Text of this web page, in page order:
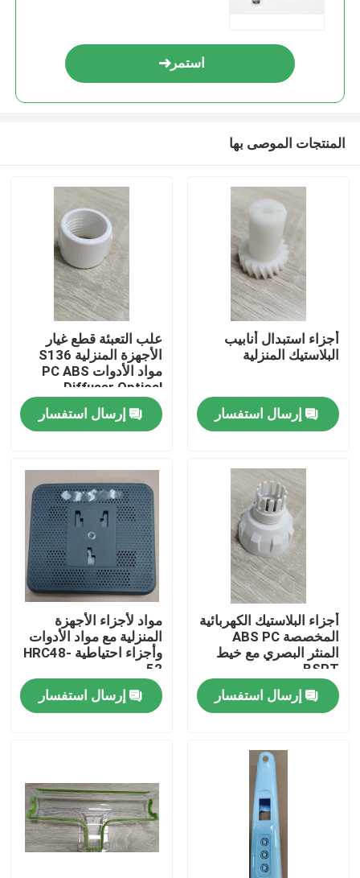
منزل
أشرطة فيديو
حول بنا
جولة في المعمل
ضبط الجودة
طلب اقتباس
أجزاء مصبوبة بالحقن
أجزاء بلاستيكية مقولبة
صب حقن الدقة
استمر
المنتجات الموصى بها
أجزاء استبدال أنابيب
البلاستيك المنزلية
إرسال استفسار
علب التعبئة قطع غيار
الأجهزة المنزلية S136
مواد الأدوات PC ABS
Diffuser Optical
إرسال استفسار
أجزاء البلاستيك الكهربائية
المخصصة ABS PC
المنثر البصري مع خيط
BSPT
إرسال استفسار
مواد لأجزاء الأجهزة
المنزلية مع مواد الأدوات
وأجزاء احتياطية HRC48-
52
إرسال استفسار